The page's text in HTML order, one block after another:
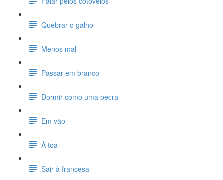
Quebrar o galho
Menos mal
Passar em branco
Dormir como uma pedra
Em vão
À toa
Sair à francesa